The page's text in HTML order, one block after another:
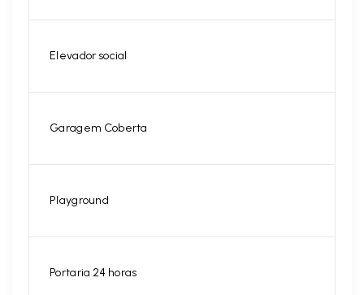
Elevador social
Garagem Coberta
Playground
Portaria 24 horas